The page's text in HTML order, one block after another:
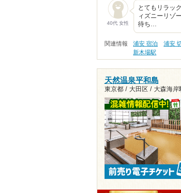
40代 女性
とてもリラッ
ィズニーリゾ
待ち…
関連情報 浦安 宿泊 浦安
新木場駅
天然温泉平和島
東京都 / 大田区 / 大森海岸